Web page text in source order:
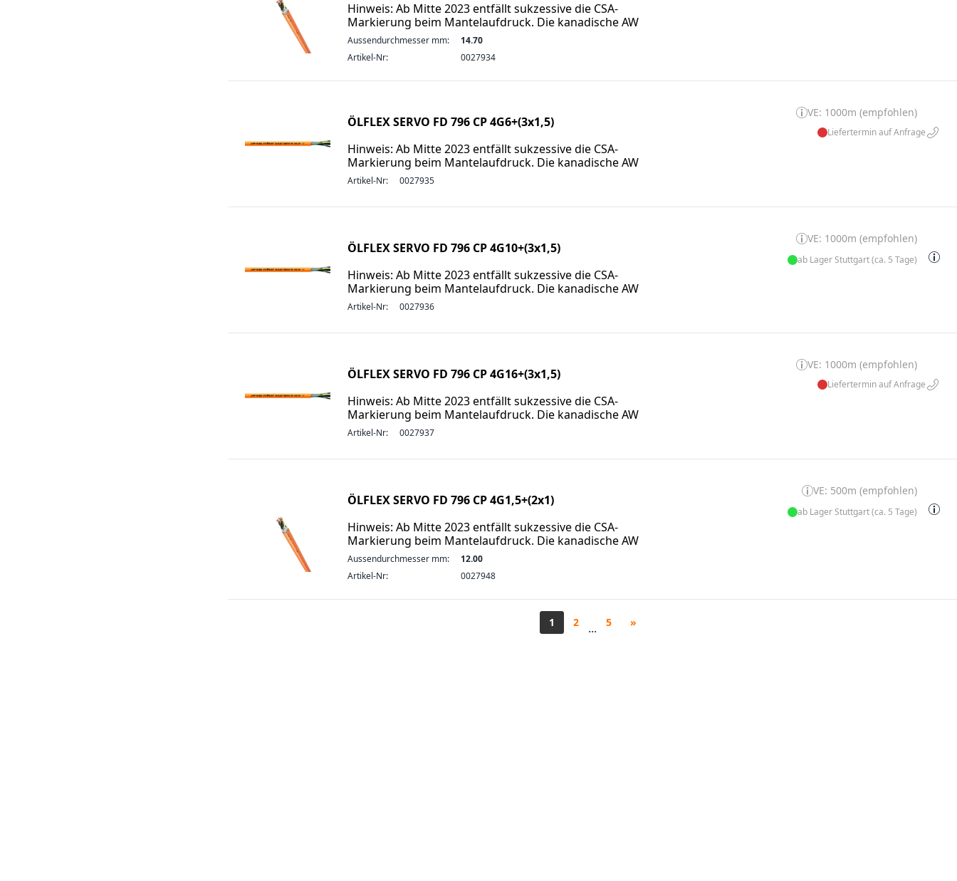
Hinweis: Ab Mitte 2023 entfällt sukzessive die CSA-
Markierung beim Mantelaufdruck. Die kanadische AW
Aussendurchmesser mm:
14.70
Artikel-Nr:
0027934
ÖLFLEX SERVO FD 796 CP 4G6+(3x1,5)
Hinweis: Ab Mitte 2023 entfällt sukzessive die CSA-
Markierung beim Mantelaufdruck. Die kanadische AW
Artikel-Nr: 0027935
VE: 1000m (empfohlen)
Liefertermin auf Anfrage
ÖLFLEX SERVO FD 796 CP 4G10+(3x1,5)
Hinweis: Ab Mitte 2023 entfällt sukzessive die CSA-
Markierung beim Mantelaufdruck. Die kanadische AW
Artikel-Nr: 0027936
VE: 1000m (empfohlen)
ab Lager Stuttgart (ca. 5 Tage)
ÖLFLEX SERVO FD 796 CP 4G16+(3x1,5)
Hinweis: Ab Mitte 2023 entfällt sukzessive die CSA-
Markierung beim Mantelaufdruck. Die kanadische AW
Artikel-Nr: 0027937
VE: 1000m (empfohlen)
Liefertermin auf Anfrage
ÖLFLEX SERVO FD 796 CP 4G1,5+(2x1)
Hinweis: Ab Mitte 2023 entfällt sukzessive die CSA-
Markierung beim Mantelaufdruck. Die kanadische AW
Aussendurchmesser mm:
12.00
Artikel-Nr:
0027948
VE: 500m (empfohlen)
ab Lager Stuttgart (ca. 5 Tage)
1 2 ... 5 »